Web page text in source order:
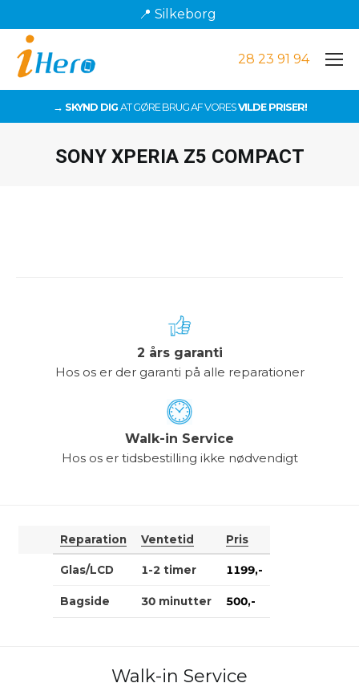
📍 Silkeborg
28 23 91 94
→ SKYND DIG AT GØRE BRUG AF VORESVILDE PRISER!
SONY XPERIA Z5 COMPACT
2 års garanti
Hos os er der garanti på alle reparationer
Walk-in Service
Hos os er tidsbestilling ikke nødvendigt
Reparation Ventetid Pris
Glas/LCD 1-2 timer 1199,-
Bagside 30 minutter 500,-
Walk-in Service